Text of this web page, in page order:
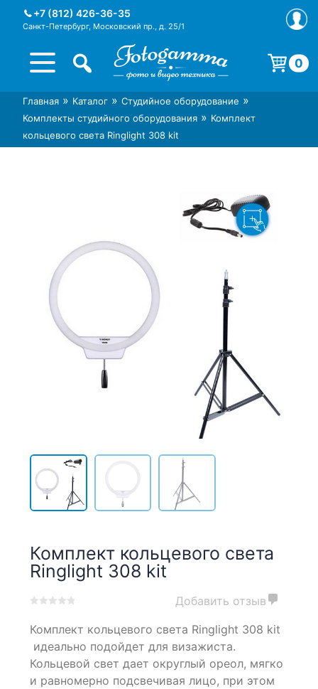
+7 (812) 426-36-35
Санкт-Петербург, Московский пр., д. 25/1
Интернет-магазин фототехники
Foto-Gamma в СПб
Магазин фотоаксессуаров foto-
gamma.ru
0
Корзина пуста.
Главная » Каталог » Студийное оборудование »
Комплекты студийного оборудования » Комплект
кольцевого света Ringlight 308 kit
Комплект кольцевого света
Ringlight 308 kit
out
based
on
customer
Добавить отзыв
Комплект кольцевого света Ringlight 308 kit
идеально подойдет для визажиста.
Кольцевой свет дает округлый ореол, мягко
и равномерно подсвечивая лицо, при этом